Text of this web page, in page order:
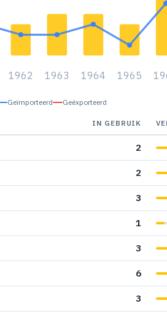
1962 1963 1964 1965
Geïmporteerd Geëxporteerd
IN GEBRUIK
2
2
3
1
3
6
3